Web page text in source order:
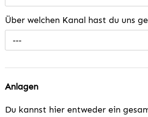
Über welchen Kanal hast du uns
---
Anlagen
Du kannst hier entweder ein